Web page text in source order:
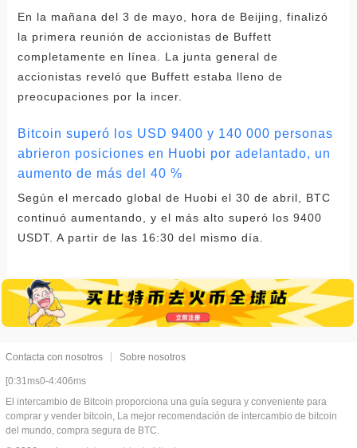
En la mañana del 3 de mayo, hora de Beijing, finalizó
la primera reunión de accionistas de Buffett
completamente en línea. La junta general de
accionistas reveló que Buffett estaba lleno de
preocupaciones por la incer.
Bitcoin superó los USD 9400 y 140 000 personas
abrieron posiciones en Huobi por adelantado, un
aumento de más del 40 %
Según el mercado global de Huobi el 30 de abril, BTC
continuó aumentando, y el más alto superó los 9400
USDT. A partir de las 16:30 del mismo día.
Contacta con nosotros Sobre nosotros
[0:31ms0-4:406ms
El intercambio de Bitcoin proporciona una guía segura y conveniente para
comprar y vender bitcoin, La mejor recomendación de intercambio de bitcoin
del mundo, compra segura de BTC.